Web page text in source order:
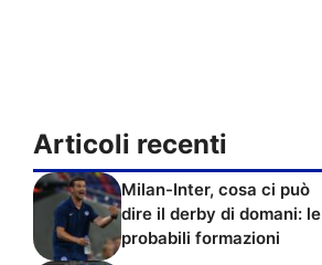
Articoli recenti
Milan-Inter, cosa ci può
dire il derby di domani: le
probabili formazioni